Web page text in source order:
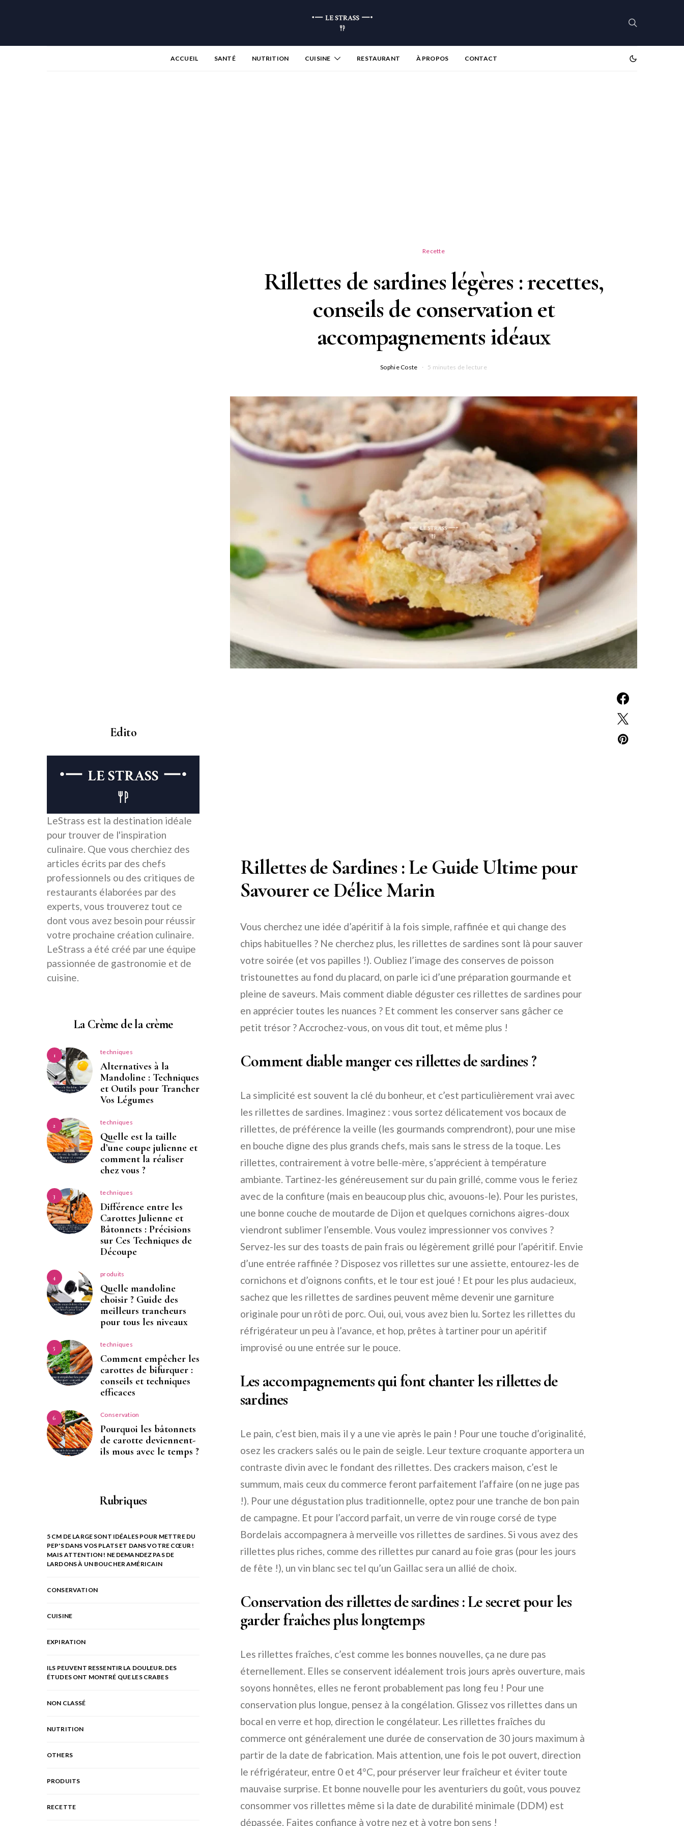
ACCUEIL SANTÉ NUTRITION CUISINE RESTAURANT À PROPOS CONTACT
Recette
Rillettes de sardines légères : recettes,
conseils de conservation et
accompagnements idéaux
Sophie Coste 5 minutes de lecture
Rillettes de Sardines : Le Guide Ultime pour
Savourer ce Délice Marin
Vous cherchez une idée d’apéritif à la fois simple, raffinée et qui change des
chips habituelles ? Ne cherchez plus, les rillettes de sardines sont là pour sauver
votre soirée (et vos papilles !). Oubliez l’image des conserves de poisson
tristounettes au fond du placard, on parle ici d’une préparation gourmande et
pleine de saveurs. Mais comment diable déguster ces rillettes de sardines pour
en apprécier toutes les nuances ? Et comment les conserver sans gâcher ce
petit trésor ? Accrochez-vous, on vous dit tout, et même plus !
Comment diable manger ces rillettes de sardines ?
La simplicité est souvent la clé du bonheur, et c’est particulièrement vrai avec
les rillettes de sardines. Imaginez : vous sortez délicatement vos bocaux de
rillettes, de préférence la veille (les gourmands comprendront), pour une mise
en bouche digne des plus grands chefs, mais sans le stress de la toque. Les
rillettes, contrairement à votre belle-mère, s’apprécient à température
ambiante. Tartinez-les généreusement sur du pain grillé, comme vous le feriez
avec de la confiture (mais en beaucoup plus chic, avouons-le). Pour les puristes,
une bonne couche de moutarde de Dijon et quelques cornichons aigres-doux
viendront sublimer l’ensemble. Vous voulez impressionner vos convives ?
Servez-les sur des toasts de pain frais ou légèrement grillé pour l’apéritif. Envie
d’une entrée raffinée ? Disposez vos rillettes sur une assiette, entourez-les de
cornichons et d’oignons confits, et le tour est joué ! Et pour les plus audacieux,
sachez que les rillettes de sardines peuvent même devenir une garniture
originale pour un rôti de porc. Oui, oui, vous avez bien lu. Sortez les rillettes du
réfrigérateur un peu à l’avance, et hop, prêtes à tartiner pour un apéritif
improvisé ou une entrée sur le pouce.
Les accompagnements qui font chanter les rillettes de
sardines
Le pain, c’est bien, mais il y a une vie après le pain ! Pour une touche d’originalité,
osez les crackers salés ou le pain de seigle. Leur texture croquante apportera un
contraste divin avec le fondant des rillettes. Des crackers maison, c’est le
summum, mais ceux du commerce feront parfaitement l’affaire (on ne juge pas
!). Pour une dégustation plus traditionnelle, optez pour une tranche de bon pain
de campagne. Et pour l’accord parfait, un verre de vin rouge corsé de type
Bordelais accompagnera à merveille vos rillettes de sardines. Si vous avez des
rillettes plus riches, comme des rillettes pur canard au foie gras (pour les jours
de fête !), un vin blanc sec tel qu’un Gaillac sera un allié de choix.
Conservation des rillettes de sardines : Le secret pour les
garder fraîches plus longtemps
Les rillettes fraîches, c’est comme les bonnes nouvelles, ça ne dure pas
éternellement. Elles se conservent idéalement trois jours après ouverture, mais
soyons honnêtes, elles ne feront probablement pas long feu ! Pour une
conservation plus longue, pensez à la congélation. Glissez vos rillettes dans un
bocal en verre et hop, direction le congélateur. Les rillettes fraîches du
commerce ont généralement une durée de conservation de 30 jours maximum à
partir de la date de fabrication. Mais attention, une fois le pot ouvert, direction
le réfrigérateur, entre 0 et 4°C, pour préserver leur fraîcheur et éviter toute
mauvaise surprise. Et bonne nouvelle pour les aventuriers du goût, vous pouvez
consommer vos rillettes même si la date de durabilité minimale (DDM) est
dépassée. Faites confiance à votre nez et à votre bon sens !
Edito
LeStrass est la destination idéale
pour trouver de l'inspiration
culinaire. Que vous cherchiez des
articles écrits par des chefs
professionnels ou des critiques de
restaurants élaborées par des
experts, vous trouverez tout ce
dont vous avez besoin pour réussir
votre prochaine création culinaire.
LeStrass a été créé par une équipe
passionnée de gastronomie et de
cuisine.
La Crème de la crème
1 techniques
Alternatives à la
Mandoline : Techniques
et Outils pour Trancher
Vos Légumes
2 techniques
Quelle est la taille
d’une coupe julienne et
comment la réaliser
chez vous ?
3 techniques
Différence entre les
Carottes Julienne et
Bâtonnets : Précisions
sur Ces Techniques de
Découpe
4 produits
Quelle mandoline
choisir ? Guide des
meilleurs trancheurs
pour tous les niveaux
5 techniques
Comment empêcher les
carottes de bifurquer :
conseils et techniques
efficaces
6 Conservation
Pourquoi les bâtonnets
de carotte deviennent-
ils mous avec le temps ?
Rubriques
5 CM DE LARGE SONT IDÉALES POUR METTRE DU
PEP'S DANS VOS PLATS ET DANS VOTRE CŒUR !
MAIS ATTENTION ! NE DEMANDEZ PAS DE
LARDONS À UN BOUCHER AMÉRICAIN
CONSERVATION
CUISINE
EXPIRATION
ILS PEUVENT RESSENTIR LA DOULEUR. DES
ÉTUDES ONT MONTRÉ QUE LES CRABES
NON CLASSÉ
NUTRITION
OTHERS
PRODUITS
RECETTE